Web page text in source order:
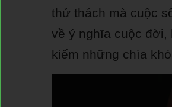
thử thách mà cuộc
về ý nghĩa cuộc đời,
kiếm những chìa